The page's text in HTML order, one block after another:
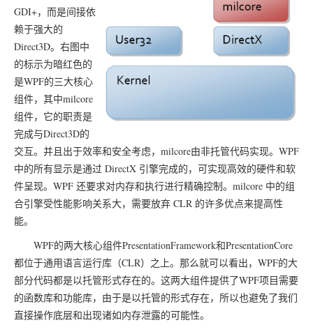
GDI+，而是间接依
赖于强大的
Direct3D。右图中
的标示为暗红色的
是WPF的三大核心
组件，其中milcore
组件，它的职责是
完成与Direct3D的
交互。并且出于效率和安全考虑，milcore由非托管代码实现。WPF
中的所有显示是通过 DirectX 引擎完成的，可实现高效的硬件和软
件呈现。WPF 还要求对内存和执行进行精确控制。milcore 中的组
合引擎受性能影响关系大，需要放弃 CLR 的许多优点来提高性
能。
WPF的两大核心组件PresentationFramework和PresentationCore
都位于通用语言运行库（CLR）之上。那么就可以看出，WPF的大
部分代码都是以托管形式存在的。这两大组件提供了WPF项目需要
的函数库和功能库，由于是以托管的形式存在，所以也避免了我们
直接操作底层和出现诸如内存泄露的可能性。